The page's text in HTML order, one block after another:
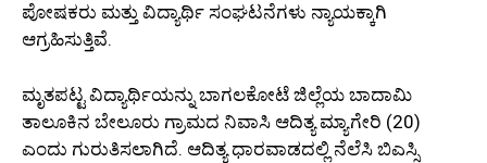
ಪೋಷಕರು ಮತ್ತು ವಿದ್ಯಾರ್ಥಿ ಸಂಘಟನೆಗಳು ನ್ಯಾಯಕ್ಕಾಗಿ
ಆಗ್ರಹಿಸುತ್ತಿವೆ.
ಮೃತಪಟ್ಟ ವಿದ್ಯಾರ್ಥಿಯನ್ನು ಬಾಗಲಕೋಟೆ ಜಿಲ್ಲೆಯ ಬಾದಾಮಿ
ತಾಲೂಕಿನ ಬೇಲೂರು ಗ್ರಾಮದ ನಿವಾಸಿ ಆದಿತ್ಯ ಮ್ಯಾಗೇರಿ (20)
ಎಂದು ಗುರುತಿಸಲಾಗಿದೆ. ಆದಿತ್ಯ ಧಾರವಾಡದಲ್ಲಿ ನೆಲೆಸಿ ಬಿಎಸ್ಸಿ